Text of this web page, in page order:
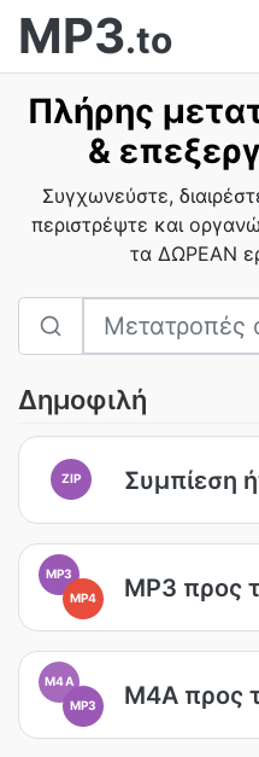
MP3.to
Πλήρης
&
Συγχωνεύστε,
περιστρέψτε και
τα ΔΩΡΕΑΝ
Δημοφιλή
ZIP Συμπίεση
MP3
MP4
MP3 προς
M4A
MP3
M4A προς